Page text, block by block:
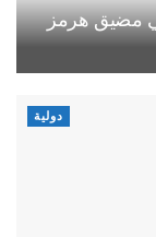
في مضيق هرمز
دولية